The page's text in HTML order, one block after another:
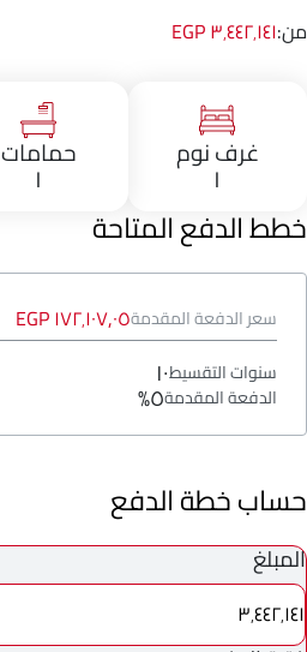
من:٣٬٤٤٢٬١٤١ EGP
غرف نوم
١
حمامات
١
خطط الدفع المتاحة
سعر الدفعة المقدمة١٧٢٬١٠٧٫٠٥ EGP
سنوات التقسيط١٠
الدفعة المقدمة٥%
حساب خطة الدفع
المبلغ
٣٬٤٤٢٬١٤١